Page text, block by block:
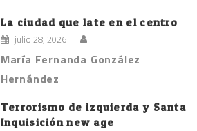
La ciudad que late en el centro
julio 28, 2026
María Fernanda González
Hernández
Terrorismo de izquierda y Santa
Inquisición new age